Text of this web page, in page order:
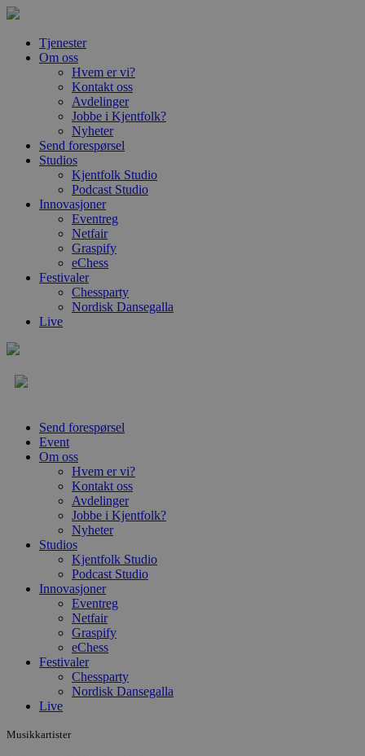
Tjenester
Om oss
Hvem er vi?
Kontakt oss
Avdelinger
Jobbe i Kjentfolk?
Nyheter
Send forespørsel
Studios
Kjentfolk Studio
Podcast Studio
Innovasjoner
Eventreg
Netfair
Graspify
eChess
Festivaler
Chessparty
Nordisk Dansegalla
Live
Send forespørsel
Event
Om oss
Hvem er vi?
Kontakt oss
Avdelinger
Jobbe i Kjentfolk?
Nyheter
Studios
Kjentfolk Studio
Podcast Studio
Innovasjoner
Eventreg
Netfair
Graspify
eChess
Festivaler
Chessparty
Nordisk Dansegalla
Live
Musikkartister